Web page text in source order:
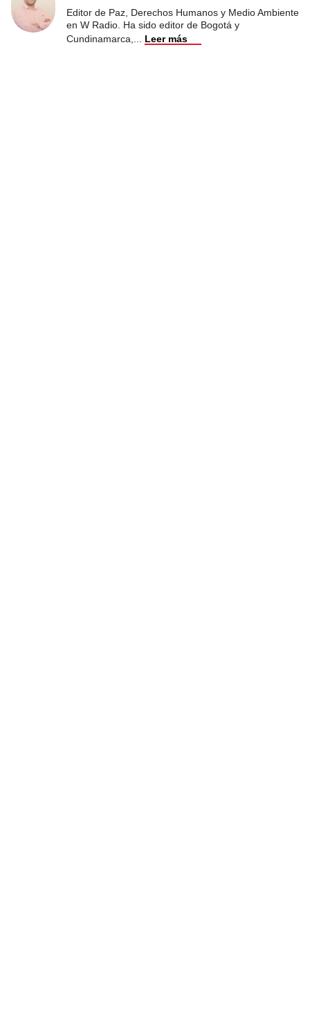
Editor de Paz, Derechos Humanos y Medio Ambiente
en W Radio. Ha sido editor de Bogotá y
Cundinamarca,
Leer más